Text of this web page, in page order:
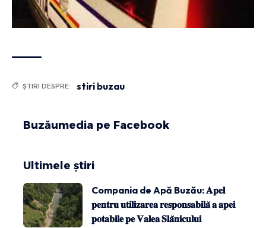
ȘTIRI DESPRE: stiri buzau
Buzăumedia pe Facebook
Ultimele știri
Compania de Apă Buzău: 𝐀𝐩𝐞𝐥
𝐩𝐞𝐧𝐭𝐫𝐮 𝐮𝐭𝐢𝐥𝐢𝐳𝐚𝐫𝐞𝐚 𝐫𝐞𝐬𝐩𝐨𝐧𝐬𝐚𝐛𝐢𝐥𝐚̆ 𝐚 𝐚𝐩𝐞𝐢
𝐩𝐨𝐭𝐚𝐛𝐢𝐥𝐞 𝐩𝐞 𝐕𝐚𝐥𝐞𝐚 𝐒𝐥𝐚̆𝐧𝐢𝐜𝐮𝐥𝐮𝐢